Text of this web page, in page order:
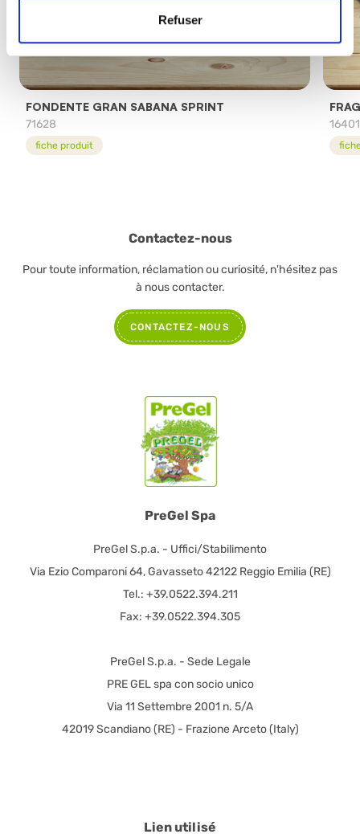
Refuser
FONDENTE GRAN SABANA SPRINT
71628
fiche produit
16401
PreGel Spa
PreGel S.p.a. - Uffici/Stabilimento
Via Ezio Comparoni 64, Gavasseto 42122 Reggio Emilia (RE)
Tel.: +39.0522.394.211
Fax: +39.0522.394.305
PreGel S.p.a. - Sede Legale
PRE GEL spa con socio unico
Via 11 Settembre 2001 n. 5/A
42019 Scandiano (RE) - Frazione Arceto (Italy)
Lien utilisé
Contactez-nous
Pour toute information, réclamation ou curiosité, n'hésitez pas
à nous contacter.
CONTACTEZ-NOUS